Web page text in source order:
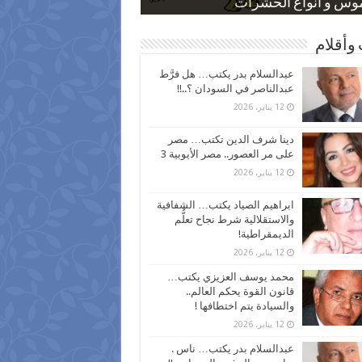
و أنواع الحشرات
بعد ارتفاع الأسعار
نسبة الطلاق في مصر
كاركاتيرية
كاركاتيرية
وأقلام
عبدالسلام بدر يكتب… هل فرَّط
عبدالناصر في السودان ؟..!!
12 يناير، 2026
دينا شرف الدين تكتب… مصر
على مر العصور.. مصر الأيوبية 3
12 يناير، 2026
ابراهيم الصياد يكتب… الشفافية
والاستقلالية شرط نجاح تعلُّم
الديمقراطية!
12 يناير، 2026
محمد يوسف العزيزي يكتب…
قانون القوة يحكم العالم..
والسيادة يتم اختطافها !
12 يناير، 2026
عبدالسلام بدر يكتب… ناس .